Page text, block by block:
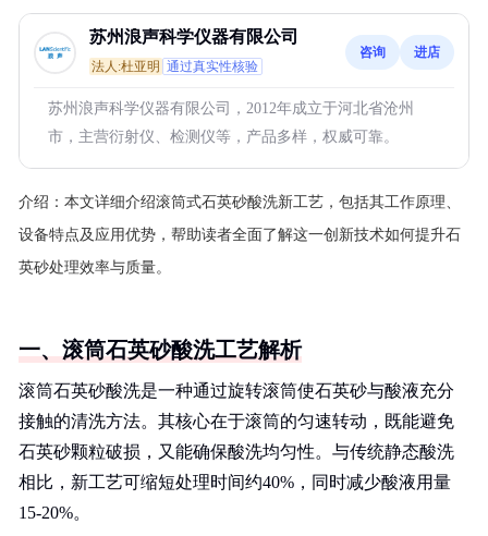
苏州浪声科学仪器有限公司
法人:杜亚明 通过真实性核验
咨询 进店
苏州浪声科学仪器有限公司，2012年成立于河北省沧州
市，主营衍射仪、检测仪等，产品多样，权威可靠。
介绍： 本文详细介绍滚筒式石英砂酸洗新工艺，包括其工作原理、
设备特点及应用优势，帮助读者全面了解这一创新技术如何提升石
英砂处理效率与质量。
一、滚筒石英砂酸洗工艺解析
滚筒石英砂酸洗是一种通过旋转滚筒使石英砂与酸液充分
接触的清洗方法。其核心在于滚筒的匀速转动，既能避免
石英砂颗粒破损，又能确保酸洗均匀性。与传统静态酸洗
相比，新工艺可缩短处理时间约40%，同时减少酸液用量
15-20%。